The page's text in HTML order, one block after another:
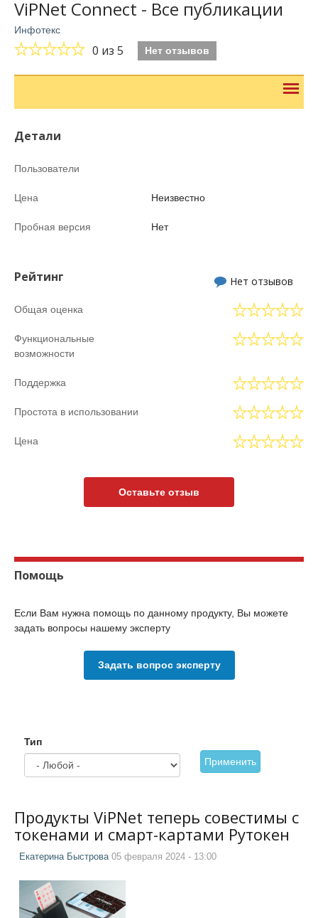
ViPNet Connect - Все публикации
Инфотекс
0 из 5 Нет отзывов
Детали
Пользователи
Цена Неизвестно
Пробная версия Нет
Рейтинг Нет отзывов
Общая оценка
Функциональные
возможности
Поддержка
Простота в использовании
Цена
Оставьте отзыв
Помощь
Если Вам нужна помощь по данному продукту, Вы можете
задать вопросы нашему эксперту
Задать вопрос эксперту
Тип
Применить
Продукты ViPNet теперь совестимы с
токенами и смарт-картами Рутокен
Екатерина Быстрова05 февраля 2024 - 13:00